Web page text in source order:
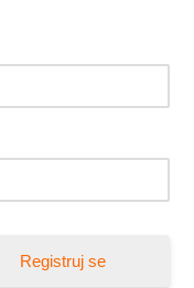
Registruj se